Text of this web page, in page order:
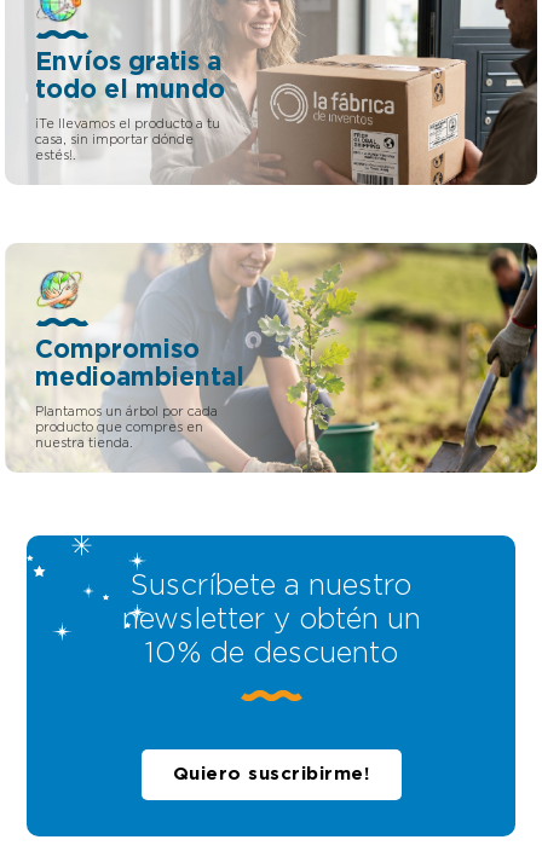
Envíos gratis a
todo el mundo
¡Te llevamos el producto a tu
casa, sin importar dónde
estés!.
Compromiso
medioambiental
Plantamos un árbol por cada
producto que compres en
nuestra tienda.
Suscríbete a nuestro
newsletter y obtén un
10% de descuento
Quiero suscribirme!